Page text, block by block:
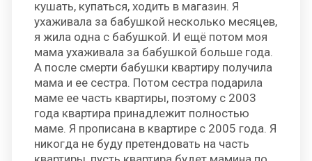
кушать, купаться, ходить в магазин. Я
ухаживала за бабушкой несколько месяцев,
я жила одна с бабушкой. И ещё потом моя
мама ухаживала за бабушкой больше года.
А после смерти бабушки квартиру получила
мама и ее сестра. Потом сестра подарила
маме ее часть квартиры, поэтому с 2003
года квартира принадлежит полностью
маме. Я прописана в квартире с 2005 года. Я
никогда не буду претендовать на часть